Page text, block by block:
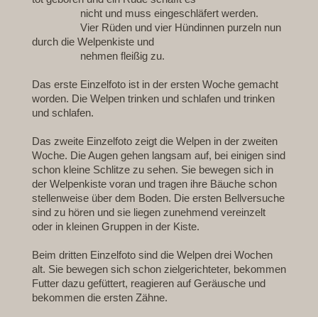
nicht und muss eingeschläfert werden.
Vier Rüden und vier Hündinnen purzeln nun
durch die Welpenkiste und
nehmen fleißig zu.
Das erste Einzelfoto ist in der ersten Woche gemacht
worden. Die Welpen trinken und schlafen und trinken
und schlafen.
Das zweite Einzelfoto zeigt die Welpen in der zweiten
Woche. Die Augen gehen langsam auf, bei einigen sind
schon kleine Schlitze zu sehen. Sie bewegen sich in
der Welpenkiste voran und tragen ihre Bäuche schon
stellenweise über dem Boden. Die ersten Bellversuche
sind zu hören und sie liegen zunehmend vereinzelt
oder in kleinen Gruppen in der Kiste.
Beim dritten Einzelfoto sind die Welpen drei Wochen
alt. Sie bewegen sich schon zielgerichteter, bekommen
Futter dazu gefüttert, reagieren auf Geräusche und
bekommen die ersten Zähne.